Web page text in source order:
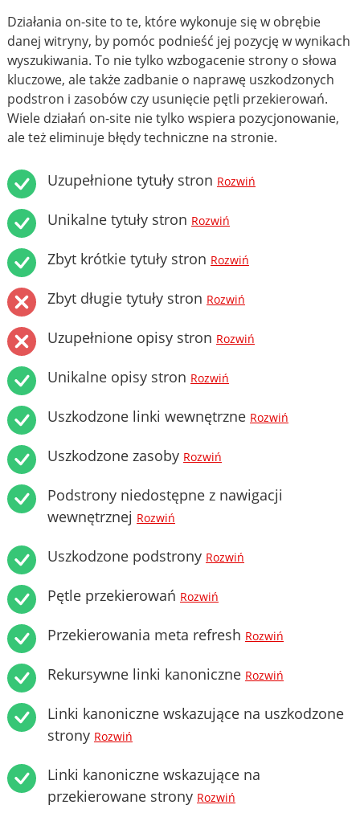
Działania on-site to te, które wykonuje się w obrębie
danej witryny, by pomóc podnieść jej pozycję w wynikach
wyszukiwania. To nie tylko wzbogacenie strony o słowa
kluczowe, ale także zadbanie o naprawę uszkodzonych
podstron i zasobów czy usunięcie pętli przekierowań.
Wiele działań on-site nie tylko wspiera pozycjonowanie,
ale też eliminuje błędy techniczne na stronie.
Uzupełnione tytuły stron Rozwiń
Unikalne tytuły stron Rozwiń
Zbyt krótkie tytuły stron Rozwiń
Zbyt długie tytuły stron Rozwiń
Uzupełnione opisy stron Rozwiń
Unikalne opisy stron Rozwiń
Uszkodzone linki wewnętrzne Rozwiń
Uszkodzone zasoby Rozwiń
Podstrony niedostępne z nawigacji
wewnętrznej Rozwiń
Uszkodzone podstrony Rozwiń
Pętle przekierowań Rozwiń
Przekierowania meta refresh Rozwiń
Rekursywne linki kanoniczne Rozwiń
Linki kanoniczne wskazujące na uszkodzone
strony Rozwiń
Linki kanoniczne wskazujące na
przekierowane strony Rozwiń